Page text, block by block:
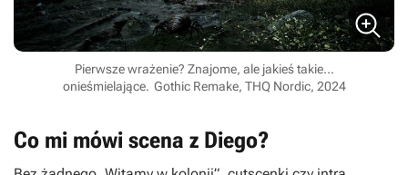
Pierwsze wrażenie? Znajome, ale jakieś takie...
onieśmielające. Gothic Remake, THQ Nordic, 2024
Co mi mówi scena z Diego?